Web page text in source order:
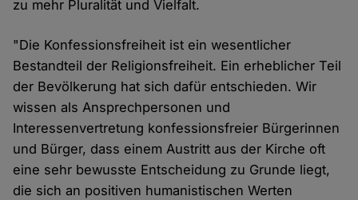
zu mehr Pluralität und Vielfalt.
"Die Konfessionsfreiheit ist ein wesentlicher
Bestandteil der Religionsfreiheit. Ein erheblicher Teil
der Bevölkerung hat sich dafür entschieden. Wir
wissen als Ansprechpersonen und
Interessenvertretung konfessionsfreier Bürgerinnen
und Bürger, dass einem Austritt aus der Kirche oft
eine sehr bewusste Entscheidung zu Grunde liegt,
die sich an positiven humanistischen Werten